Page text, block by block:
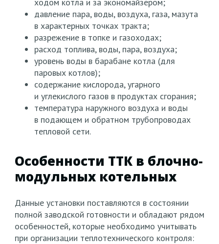
давление пара, воды, воздуха, газа, мазута
в характерных точках тракта;
разрежение в топке и газоходах;
расход топлива, воды, пара, воздуха;
уровень воды в барабане котла (для
паровых котлов);
содержание кислорода, угарного
и углекислого газов в продуктах сгорания;
температура наружного воздуха и воды
в подающем и обратном трубопроводах
тепловой сети.
Особенности ТТК в блочно-
модульных котельных
Данные установки поставляются в состоянии
полной заводской готовности и обладают рядом
особенностей, которые необходимо учитывать
при организации теплотехнического контроля: